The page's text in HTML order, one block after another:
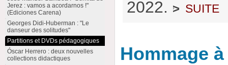
2022. > suite
Hommage
Jerez : vamos a acordarnos !"
(Ediciones Carena)
Georges Didi-Huberman : "Le
danseur des solitudes"
Partitions et DVDs pédagogiques
Óscar Herrero : deux nouvelles
collections didactiques